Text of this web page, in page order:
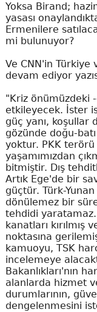
Yoksa Birand;
yasası
Ermenilere
mi bulunuyor?
Ve CNN'in
devam ediyor
"Kriz önümüzdeki
etkileyecek. İster
güç yanı, koşullar
gözünde doğu-
yoktur. PKK
yaşamımızdan
bitmiştir. Dış
Artık Ege'de bir
güçtür. Türk-Yunan
dönülemez bir
tehdidi
kanatları
noktasına
kamuoyu, TSK
incelemeye
Bakanlıkları'nın
alanlarda hizmet
durumlarının,
dengelenmesini